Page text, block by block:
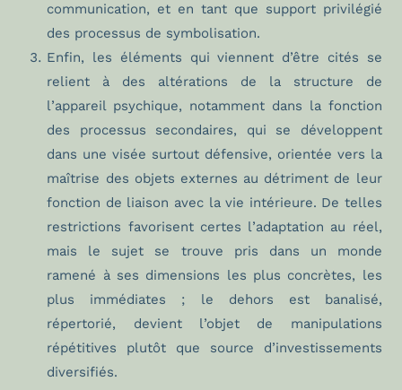
communication, et en tant que support privilégié
des processus de symbolisation.
Enfin, les éléments qui viennent d’être cités se
relient à des altérations de la structure de
l’appareil psychique, notamment dans la fonction
des processus secondaires, qui se développent
dans une visée surtout défensive, orientée vers la
maîtrise des objets externes au détriment de leur
fonction de liaison avec la vie intérieure. De telles
restrictions favorisent certes l’adaptation au réel,
mais le sujet se trouve pris dans un monde
ramené à ses dimensions les plus concrètes, les
plus immédiates ; le dehors est banalisé,
répertorié, devient l’objet de manipulations
répétitives plutôt que source d’investissements
diversifiés.